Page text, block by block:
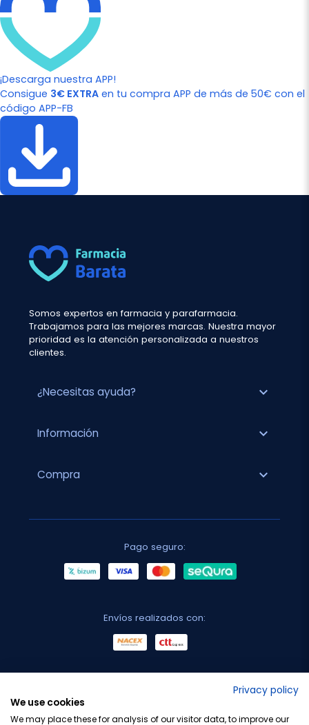
¡Descarga nuestra APP!
Consigue 3€ EXTRA en tu compra APP de más de 50€ con el
código APP-FB
Somos expertos en farmacia y parafarmacia.
Trabajamos para las mejores marcas. Nuestra mayor
prioridad es la atención personalizada a nuestros
clientes.
¿Necesitas ayuda? expand_more
Información expand_more
Compra expand_more
Pago seguro:
Envíos realizados con:
Privacy policy
We use cookies
We may place these for analysis of our visitor data, to improve our